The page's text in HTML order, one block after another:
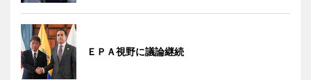
ＥＰＡ視野に議論継続